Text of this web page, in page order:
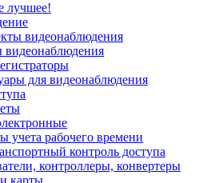
лучшее!
видеонаблюдения
для видеонаблюдения
учета рабочего времени
контроль доступа
контроллеры, конвертеры
карты